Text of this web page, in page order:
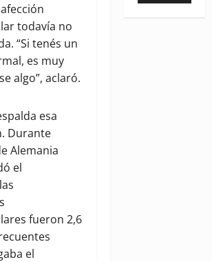
todavía no
“Si tenés un
es muy
algo”, aclaró.
esa
Durante
Alemania
el
fueron 2,6
el